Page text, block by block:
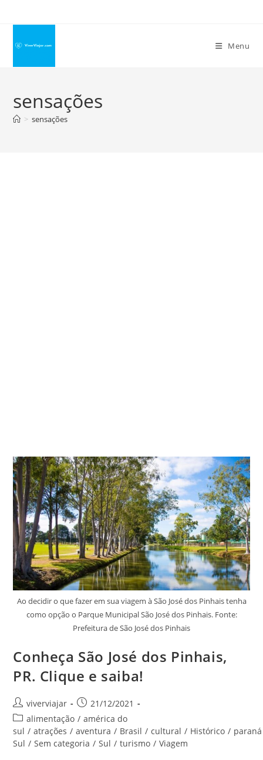
conteúdo
Menu
sensações
> sensações
Ao decidir o que fazer em sua viagem à São José dos Pinhais tenha
como opção o Parque Municipal São José dos Pinhais. Fonte:
Prefeitura de São José dos Pinhais
Conheça São José dos Pinhais,
PR. Clique e saiba!
Autor
do
post:
viverviajar
Post
publicado:
21/12/2021
Categoria
do
post:
alimentação / américa do
sul / atrações / aventura / Brasil / cultural / Histórico / paraná
Sul / Sem categoria / Sul / turismo / Viagem